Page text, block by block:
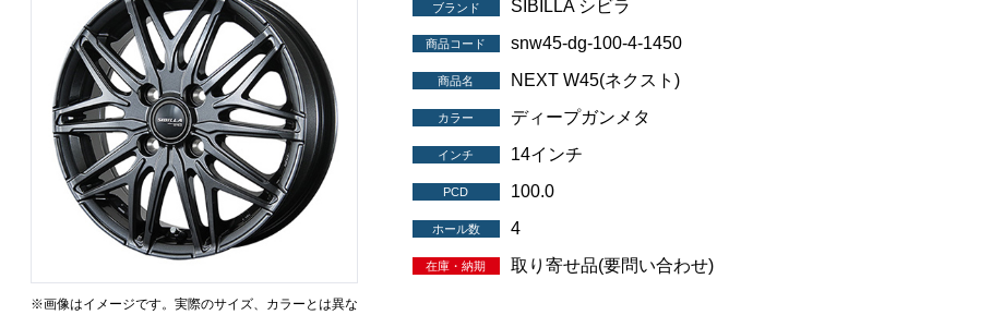
※画像はイメージです。実際のサイズ、カラーとは異な
ブランド SIBILLA シビラ
商品コード snw45-dg-100-4-1450
商品名 NEXT W45(ネクスト)
カラー ディープガンメタ
インチ 14インチ
PCD 100.0
ホール数 4
在庫・納期 取り寄せ品(要問い合わせ)